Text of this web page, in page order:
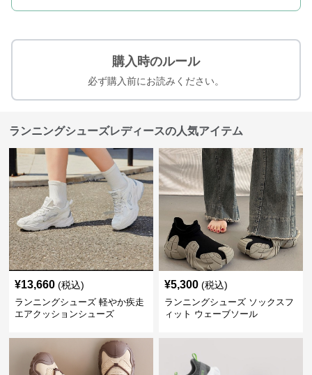
購入時のルール
必ず購入前にお読みください。
ランニングシューズレディースの人気アイテム
¥13,660 (税込)
ランニングシューズ 軽やか疾走
エアクッションシューズ
¥5,300 (税込)
ランニングシューズ ソックスフ
ィット ウェーブソール